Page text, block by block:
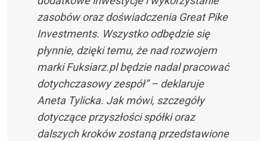
zasobów oraz doświadczenia Great Pike
Investments. Wszystko odbędzie się
płynnie, dzięki temu, że nad rozwojem
marki Fuksiarz.pl będzie nadal pracować
dotychczasowy zespół” – deklaruje
Aneta Tylicka. Jak mówi, szczegóły
dotyczące przyszłości spółki oraz
dalszych kroków zostaną przedstawione